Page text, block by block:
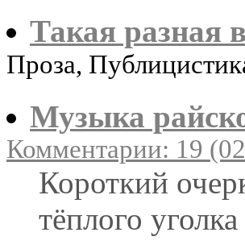
Такая разная
Проза,
Музыка
Комментарии: 19
Короткий
тёплого